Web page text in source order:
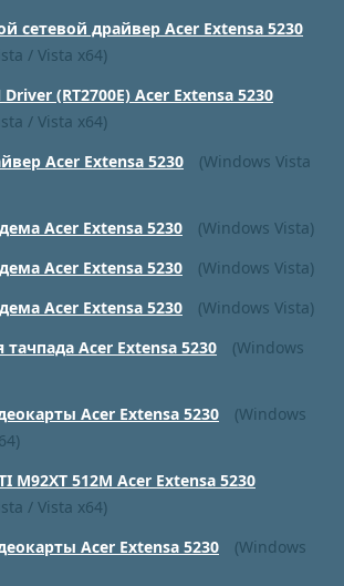
сетевой драйвер Acer Extensa 5230
/ Vista x64)
(RT2700E) Acer Extensa 5230
/ Vista x64)
Acer Extensa 5230
(Windows Vista
Acer Extensa 5230
(Windows Vista)
Acer Extensa 5230
(Windows Vista)
Acer Extensa 5230
(Windows Vista)
Acer Extensa 5230
(Windows
Acer Extensa 5230
(Windows
M92XT 512M Acer Extensa 5230
/ Vista x64)
Acer Extensa 5230
(Windows